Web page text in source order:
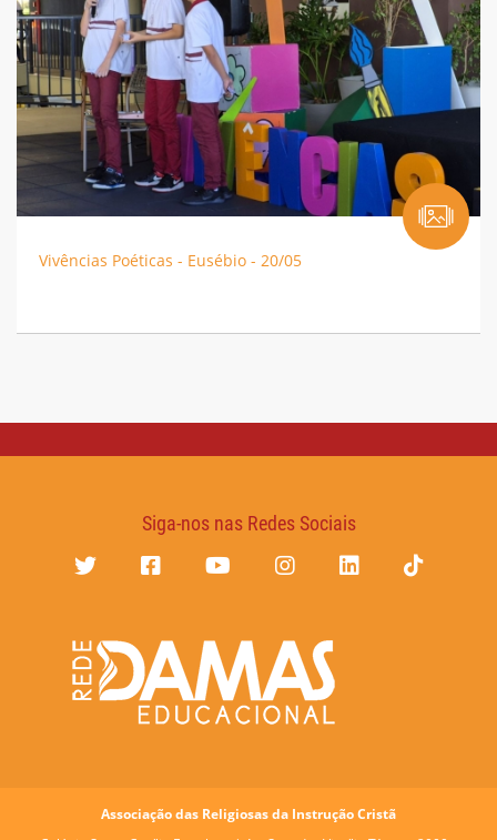
Vivências Poéticas - Eusébio - 20/05
Siga-nos nas Redes Sociais
Associação das Religiosas da Instrução Cristã